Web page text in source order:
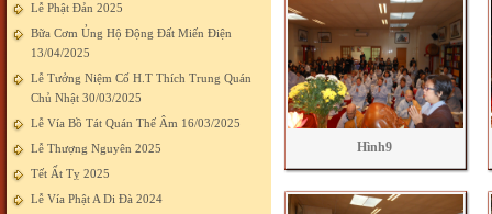
Lễ Phật Đản 2025
Bữa Cơm Ủng Hộ Động Đất Miến Điện
13/04/2025
Lễ Tưởng Niệm Cố H.T Thích Trung Quán
Chủ Nhật 30/03/2025
Lễ Vía Bồ Tát Quán Thế Âm 16/03/2025
Lễ Thượng Nguyên 2025
Tết Ất Tỵ 2025
Lễ Vía Phật A Di Đà 2024
Hình9